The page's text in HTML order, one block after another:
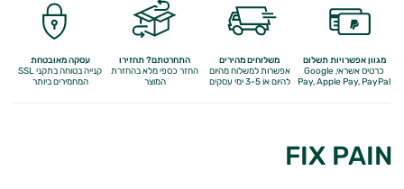
מגוון אפשרויות תשלום
כרטיס אשראי, Google
Pay,Apple Pay, PayPal
משלוחים מהירים
אפשרות למשלוח מהיום
להיום או 3-5 ימי עסקים
התחרטתם? תחזירו
החזר כספי מלאבהחזרת
המוצר
עסקה מאובטחת
קנייה בטוחה בתקני SSL
המחמירים ביותר
FIX PAIN